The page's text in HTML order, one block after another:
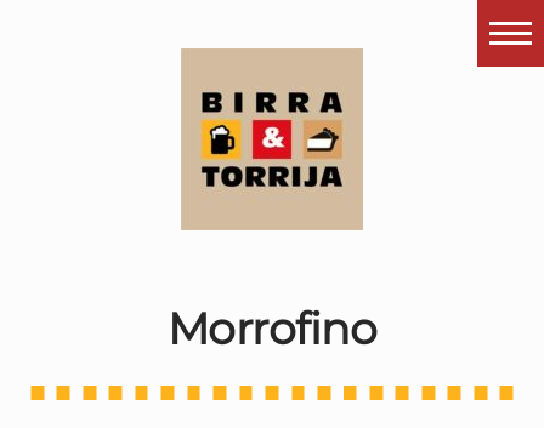
¿Esto que es pués?
Últimas visitas
Todos los garitos
Por el mundo
Contactar
Morrofino